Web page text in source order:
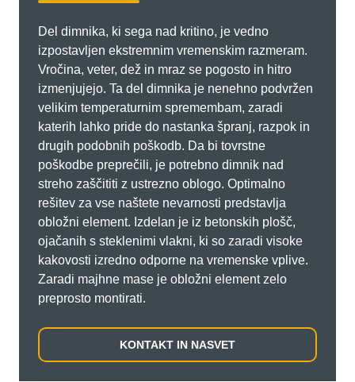
Del dimnika, ki sega nad kritino, je vedno
izpostavljen ekstremnim vremenskim razmeram.
Vročina, veter, dež in mraz se pogosto in hitro
izmenjujejo. Ta del dimnika je nenehno podvržen
velikim temperaturnim spremembam, zaradi
katerih lahko pride do nastanka špranj, razpok in
drugih podobnih poškodb. Da bi tovrstne
poškodbe preprečili, je potrebno dimnik nad
streho zaščititi z ustrezno oblogo. Optimalno
rešitev za vse naštete nevarnosti predstavlja
obložni element. Izdelan je iz betonskih plošč,
ojačanih s steklenimi vlakni, ki so zaradi visoke
kakovosti izredno odporne na vremenske vplive.
Zaradi majhne mase je obložni element zelo
preprosto montirati.
KONTAKT IN NASVET